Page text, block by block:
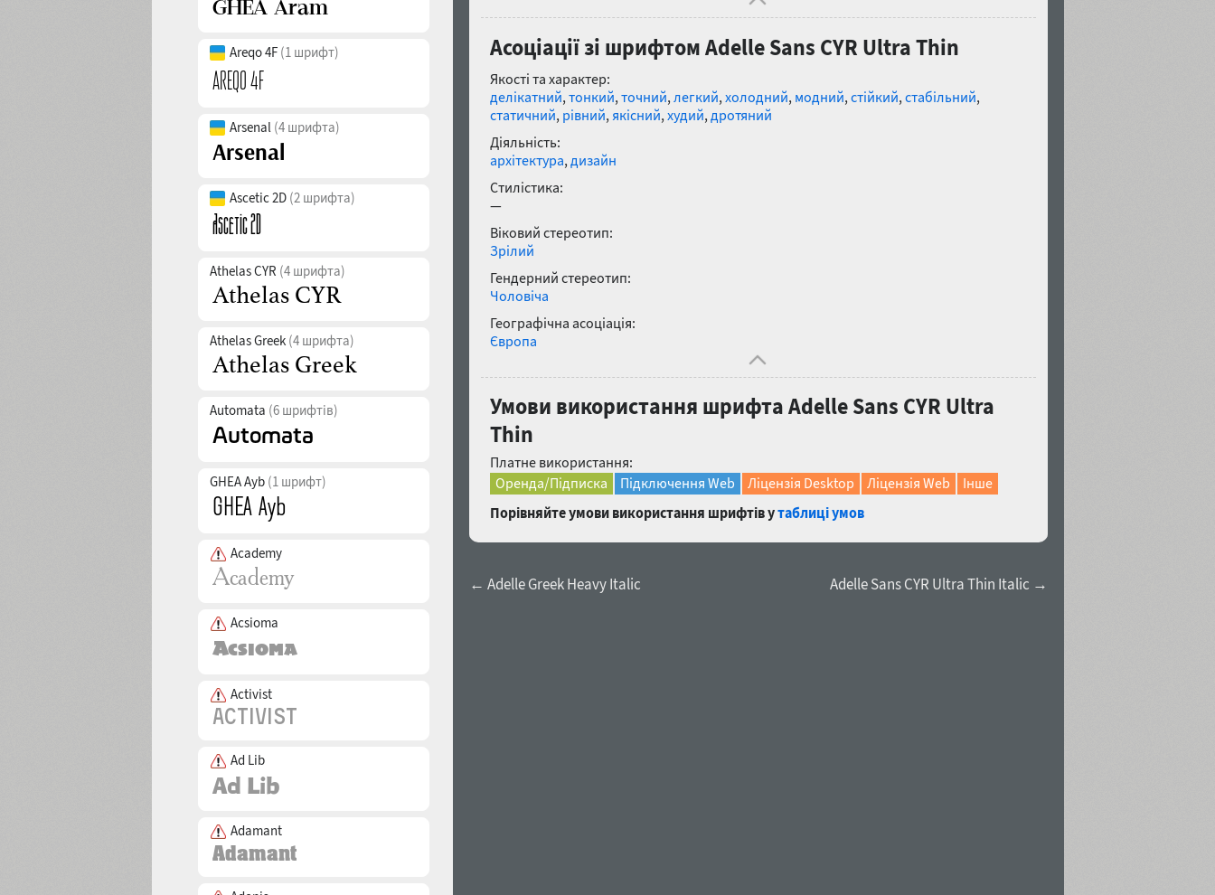
Areqo 4F (1 шрифт)
Arsenal (4 шрифта)
Ascetic 2D (2 шрифта)
Athelas CYR (4 шрифта)
Athelas Greek (4 шрифта)
Automata (6 шрифтів)
GHEA Ayb (1 шрифт)
Academy
Acsioma
Activist
Ad Lib
Adamant
Асоціації зі шрифтом Adelle Sans CYR Ultra Thin
Якості та характер:
делікатний,тонкий,точний,легкий,холодний, модний,стійкий,стабільний,
статичний, рівний,якісний,худий,дротяний
Діяльність:
архітектура,дизайн
Стилістика:
—
Віковий стереотип:
Зрілий
Гендерний стереотип:
Чоловіча
Географічна асоціація:
Європа
Умови використання шрифта Adelle Sans CYR Ultra
Thin
Платне використання:
Оренда/Підписка
Підключення Web Ліцензія Desktop Ліцензія Web
Інше
Порівняйте умови використання шрифтів утаблиці умов
← Adelle Greek Heavy Italic Adelle Sans CYR Ultra Thin Italic →